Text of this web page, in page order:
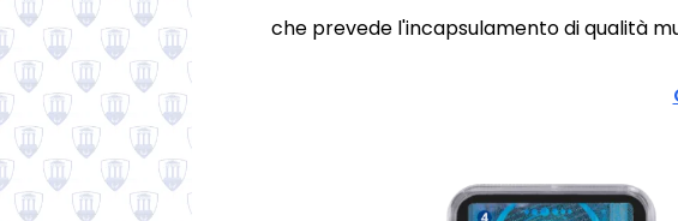
che prevede l'incapsulamento di qualità